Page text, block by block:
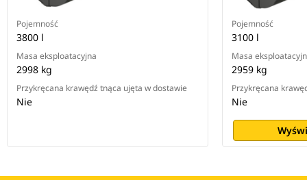
Pojemność
3800 l
Masa eksploatacyjna
2998 kg
Przykręcana krawędź tnąca ujęta w dostawie
Nie
Pojemność
3100 l
Masa
2959 kg
Przykręcana
Nie